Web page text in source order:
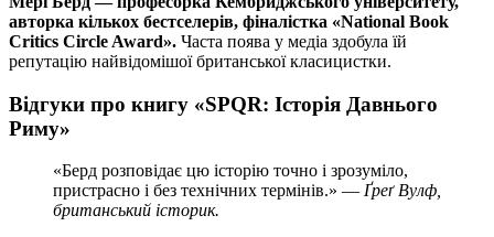
авторка кількох бестселерів, фіналістка «National Book
Critics Circle Award». Часта поява у медіа здобула їй
репутацію найвідомішої британської класицистки.
Відгуки про книгу «SPQR: Історія Давнього
Риму»
«Берд розповідає цю історію точно і зрозуміло,
пристрасно і без технічних термінів.» — Ґреґ Вулф,
британський історик.